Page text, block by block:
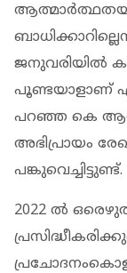
ജനുവരിയില്‍
പൂണ്ടയാളാണ്
പറഞ്ഞ കെ ആർ
അഭിപ്രായം
പങ്കുവെച്ചിട്ടുണ്ട്.
2022 ല്‍